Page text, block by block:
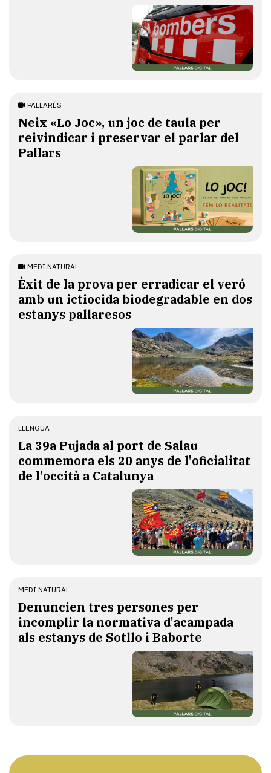
PALLARÈS
​Neix «Lo Joc», un joc de taula per
reivindicar i preservar el parlar del
Pallars
MEDI NATURAL
Èxit de la prova per erradicar el veró
amb un ictiocida biodegradable en dos
estanys pallaresos
LLENGUA
​La 39a Pujada al port de Salau
commemora els 20 anys de l'oficialitat
de l'occità a Catalunya
MEDI NATURAL
Denuncien tres persones per
incomplir la normativa d'acampada
als estanys de Sotllo i Baborte